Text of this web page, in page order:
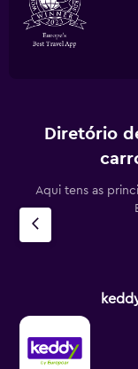
Diretório
Aqui tens as